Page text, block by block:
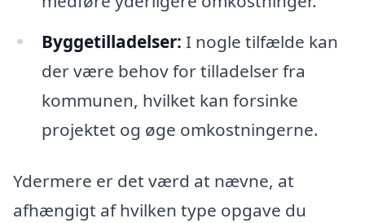
Byggetilladelser: I nogle tilfælde kan
der være behov for tilladelser fra
kommunen, hvilket kan forsinke
projektet og øge omkostningerne.
Ydermere er det værd at nævne, at
afhængigt af hvilken type opgave du